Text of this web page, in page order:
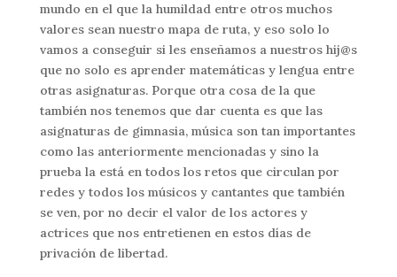
mundo en el que la humildad entre otros muchos
valores sean nuestro mapa de ruta, y eso solo lo
vamos a conseguir si les enseñamos a nuestros hij@s
que no solo es aprender matemáticas y lengua entre
otras asignaturas. Porque otra cosa de la que
también nos tenemos que dar cuenta es que las
asignaturas de gimnasia, música son tan importantes
como las anteriormente mencionadas y sino la
prueba la está en todos los retos que circulan por
redes y todos los músicos y cantantes que también
se ven, por no decir el valor de los actores y
actrices que nos entretienen en estos días de
privación de libertad.